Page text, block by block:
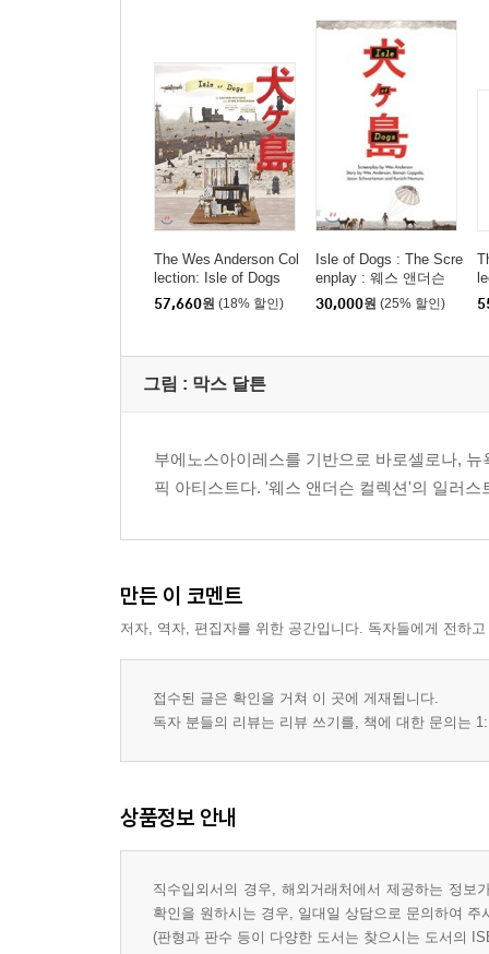
The Wes Anderson Col
lection: Isle of Dogs
57,660원 (18% 할인)
Isle of Dogs : The Scre
enplay : 웨스 앤더슨
감독 '아일 오브 독스'
대본집
30,000원 (25% 할인)
그림 : 막스 달튼
부에노스아이레스를 기반으로 바로셀로나,
픽 아티스트다. '웨스 앤더슨 컬렉션'의 일러스
만든 이 코멘트
저자, 역자, 편집자를 위한 공간입니다. 독자들에게 전하
접수된 글은 확인을 거쳐 이 곳에 게재됩니다.
독자 분들의 리뷰는 리뷰 쓰기를, 책에 대한 문의는
상품정보 안내
직수입외서의 경우, 해외거래처에서 제공하는 정
확인을 원하시는 경우, 일대일 상담으로 문의하여 주
(판형과 판수 등이 다양한 도서는 찾으시는 도서의